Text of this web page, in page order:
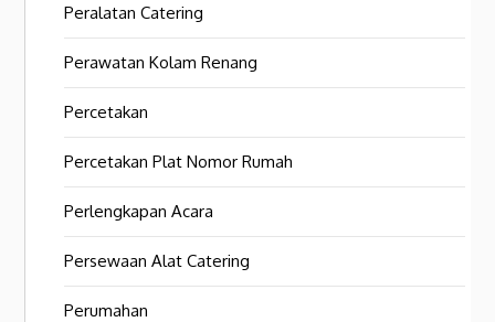
Peralatan Catering
Perawatan Kolam Renang
Percetakan
Percetakan Plat Nomor Rumah
Perlengkapan Acara
Persewaan Alat Catering
Perumahan